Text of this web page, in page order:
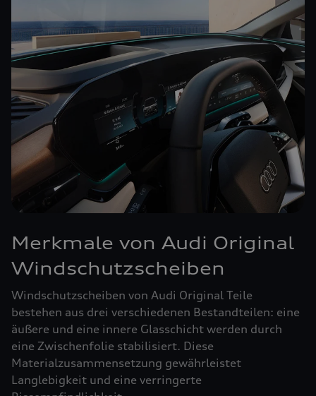
Merkmale von Audi Original
Windschutzscheiben
Windschutzscheiben von Audi Original Teile
bestehen aus drei verschiedenen Bestandteilen: eine
äußere und eine innere Glasschicht werden durch
eine Zwischenfolie stabilisiert. Diese
Materialzusammensetzung gewährleistet
Langlebigkeit und eine verringerte